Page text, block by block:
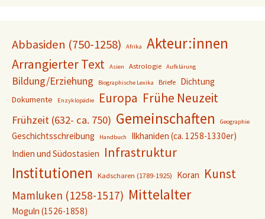
Abbasiden (750-1258) Afrika Akteur:innen
Arrangierter Text Asien Astrologie Aufklärung
Bildung/Erziehung Biographische Lexika Briefe Dichtung
Dokumente Enzyklopädie Europa Frühe Neuzeit
Frühzeit (632- ca. 750) Gemeinschaften Geographie
Geschichtsschreibung Handbuch
Ilkhaniden (ca. 1258-1330er)
Indien und Südostasien Infrastruktur
Institutionen Kadscharen (1789-1925) Koran Kunst
Mamluken (1258-1517) Mittelalter
Moguln (1526-1858)